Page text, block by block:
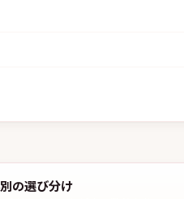
の選び分け